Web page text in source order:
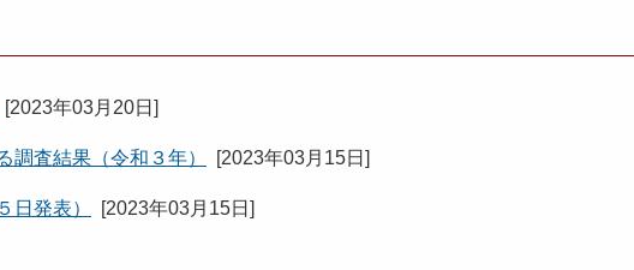
[2023年03月20日 ]
調査結果（令和３年） [2023年03月15日 ]
日発表） [2023年03月15日 ]